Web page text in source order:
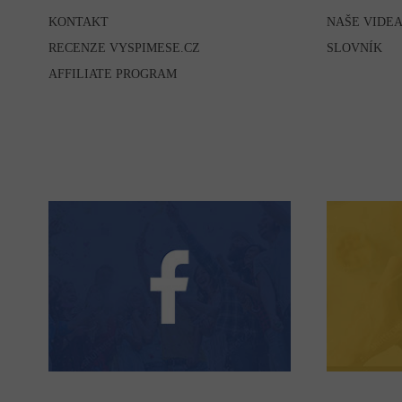
KONTAKT
RECENZE VYSPIMESE.CZ
AFFILIATE PROGRAM
NAŠE
SLOVNÍK